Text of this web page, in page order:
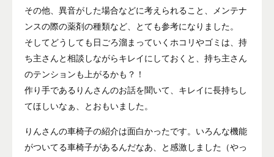
その他、異音がした場合などに考えられること、メンテナ
ンスの際の薬剤の種類など、とても参考になりました。
そしてどうしても日ごろ溜まっていくホコリやゴミは、持
ち主さんと相談しながらキレイにしておくと、持ち主さん
のテンションも上がるかも？！
作り手であるりんさんのお話を聞いて、キレイに長持ちし
てほしいなぁ、とおもいました。
りんさんの車椅子の紹介は面白かったです。いろんな機能
がついてる車椅子があるんだなあ、と感激しました（やっ